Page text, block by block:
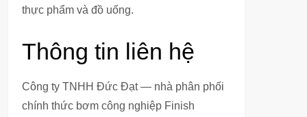
thực phẩm và đồ uống.
Thông tin liên hệ
Công ty TNHH Đức Đạt — nhà phân phối
chính thức bơm công nghiệp Finish